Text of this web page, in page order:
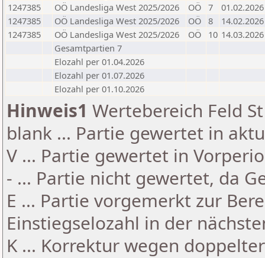
1247385
OÖ Landesliga West 2025/2026 OÖ 7
01.02.2026
1247385
OÖ Landesliga West 2025/2026 OÖ 8
14.02.2026
1247385
OÖ Landesliga West 2025/2026 OÖ 10 14.03.2026
Gesamtpartien 7
Elozahl per 01.04.2026
Elozahl per 01.07.2026
Elozahl per 01.10.2026
Hinweis1 Wertebereich Feld
blank ... Partie gewertet in
V ... Partie gewertet in
- ... Partie nicht gewertet, da
E ... Partie vorgemerkt zur
Einstiegselozahl in der
K ... Korrektur wegen